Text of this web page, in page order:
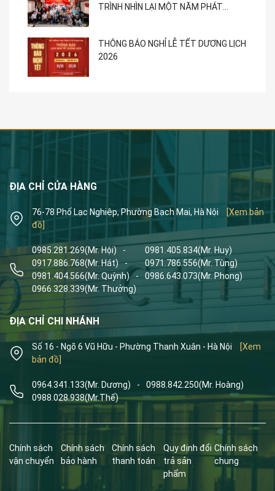
TRÌNH NHÌN LẠI MỘT NĂM PHÁT
THÔNG BÁO NGHỈ LỄ TẾT DƯƠNG LỊCH
2026
ĐỊA CHỈ CỬA HÀNG
76-78 Phố Lạc Nghiệp, Phường Bạch Mai, Hà Nội
[Xem bản
đồ]
0985.281.269(Mr. Hội) - 0981.405.834(Mr. Huy)
0917.886.768(Mr. Hát) - 0971.786.556(Mr. Tùng)
0981.404.566(Mr. Quỳnh) - 0986.643.073(Mr. Phong)
0966.328.339(Mr. Thưởng)
ĐỊA CHỈ CHI NHÁNH
Số 16 - Ngõ 6 Vũ Hữu - Phường Thanh Xuân - Hà Nội
[Xem
bản đồ]
0964.341.133(Mr. Dương) - 0988.842.250(Mr. Hoàng)
0988.028.938(Mr.Thế)
Chính sách
vận chuyển
Chính sách
bảo hành
Chính sách
thanh toán
Quy định đổi
trả sản
phẩm
Chính sách
chung